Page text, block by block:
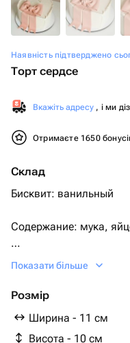
Наявність підтверджено
Торт сердсе
Вкажіть адресу , і ми
Отримаєте 1650
Склад
Бисквит: ванильный
Содержание: мука,
Крем: сгущенное
Крем снаружи сливки,
Начинка: с вафлями,
Показати більше
Розмір
Ширина - 11 см
Висота - 10 см